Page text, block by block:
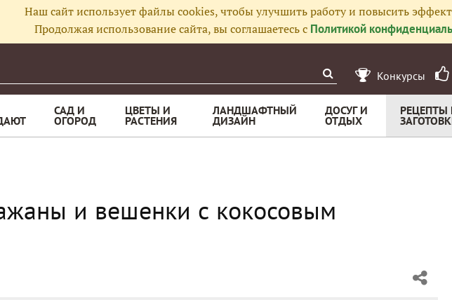
Наш сайт использует файлы cookies, чтобы улучшить работу и повысить
Продолжая использование сайта, вы соглашаетесь с Политикой
Конкурсы
САД И
ОГОРОД
ЦВЕТЫ И
РАСТЕНИЯ
ЛАНДШАФТНЫЙ
ДИЗАЙН
ДОСУГ И
ОТДЫХ
РЕЦЕПТЫ
и вешенки с кокосовым